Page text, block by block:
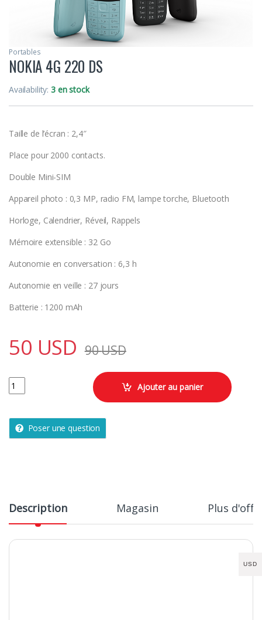
Portables
NOKIA 4G 220 DS
Availability:3 en stock
Taille de l’écran : 2,4″
Place pour 2000 contacts.
Double Mini-SIM
Appareil photo : 0,3 MP, radio FM, lampe torche, Bluetooth
Horloge, Calendrier, Réveil, Rappels
Mémoire extensible : 32 Go
Autonomie en conversation : 6,3 h
Autonomie en veille : 27 jours
Batterie : 1200 mAh
50 USD 90USD
NOKIA 4G 220 DS quantity Ajouter au panier
Poser une question
Description Magasin Plus
USD